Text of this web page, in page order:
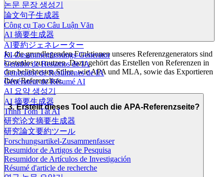
논문 문장 생성기
論文句子生成器
Công cụ Tạo Câu Luận Văn
AI 摘要生成器
AI要約ジェネレーター
KI-Zusammenfassungs-Generator
Gerador de Resumos de IA
Generador de Resúmenes de IA
Générateur de Résumé AI
AI 요약 생성기
AI 摘要生成器
Trình Tóm Tắt AI
研究论文摘要生成器
研究論文要約ツール
Forschungsartikel-Zusammenfasser
Resumidor de Artigos de Pesquisa
Resumidor de Artículos de Investigación
Résumé d'article de recherche
Ja, die grundlegenden Funktionen unseres Referenzgenerators sind
kostenlos zu nutzen. Dazu gehört das Erstellen von Referenzen in
den beliebtesten Stilen, wie APA und MLA, sowie das Exportieren
Ihrer Referenzliste.
3. Erstellt dieses Tool auch die APA-Referenzseite?